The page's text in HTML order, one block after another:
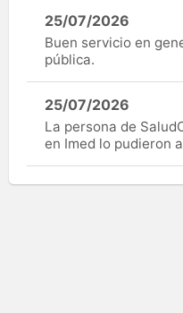
25/07/2026
Buen servicio en
pública.
25/07/2026
La persona de
en Imed lo pudieron